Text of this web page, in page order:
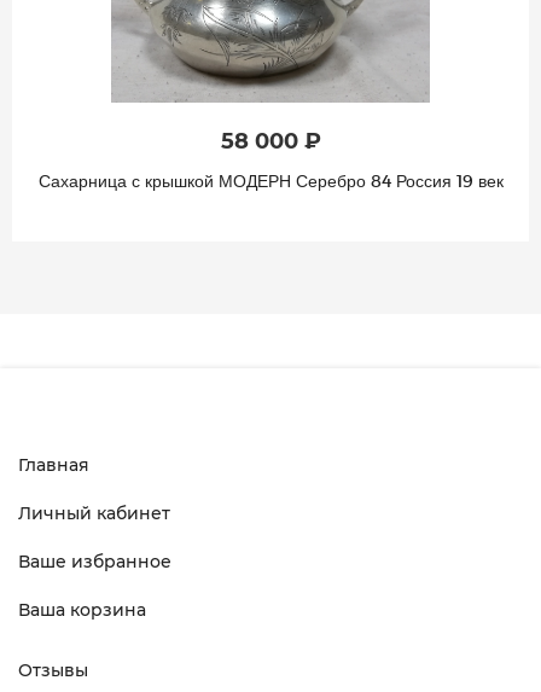
58 000 ₽
Сахарница с крышкой МОДЕРН Серебро 84 Россия 19 век
Главная
Личный кабинет
Ваше избранное
Ваша корзина
Отзывы